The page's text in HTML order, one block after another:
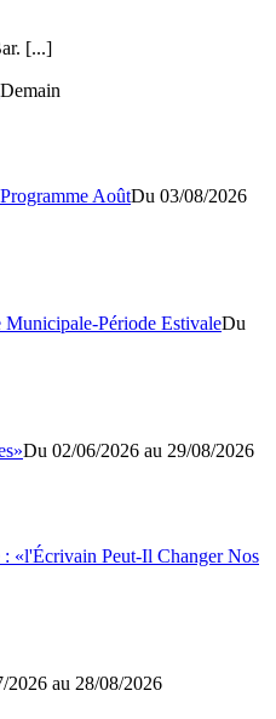
[...]
Demain
AoûtDu 03/08/2026
Période EstivaleDu
Du 02/06/2026 au 29/08/2026
«l'Écrivain Peut-Il Changer Nos
2026 au 28/08/2026